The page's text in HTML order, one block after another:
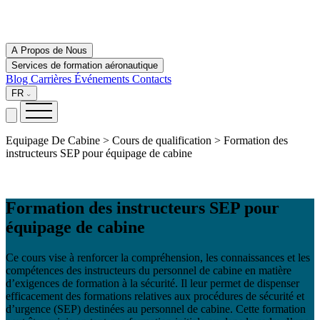
A Propos de Nous
Services de formation aéronautique
Blog Carrières Événements Contacts
FR
Equipage De Cabine > Cours de qualification > Formation des
instructeurs SEP pour équipage de cabine
Formation des instructeurs SEP pour
équipage de cabine
Ce cours vise à renforcer la compréhension, les connaissances et les
compétences des instructeurs du personnel de cabine en matière
d’exigences de formation à la sécurité. Il leur permet de dispenser
efficacement des formations relatives aux procédures de sécurité et
d’urgence (SEP) destinées au personnel de cabine. Cette formation